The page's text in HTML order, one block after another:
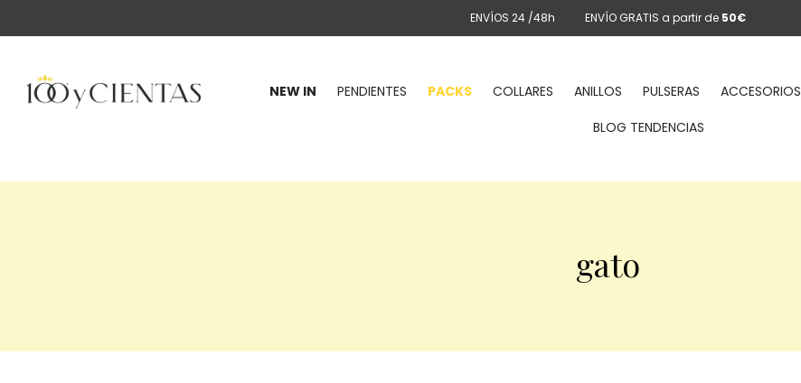
ENVÍOS 24 /48h ENVÍO GRATIS a partir de 50€
NEW IN PENDIENTES PACKS COLLARES ANILLOS PULSERAS ACCESORIOS
BLOG TENDENCIAS
gato